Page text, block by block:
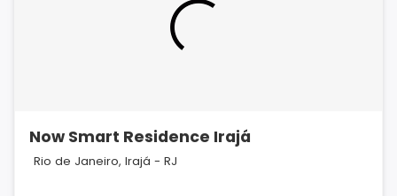
Now Smart Residence Irajá
Rio de Janeiro, Irajá - RJ